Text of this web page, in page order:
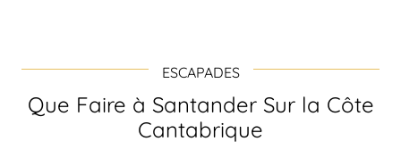
ESCAPADES
Que Faire à Santander Sur la Côte
Cantabrique